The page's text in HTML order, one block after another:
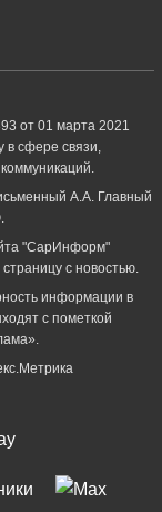
от 01 марта 2021
в сфере связи,
А.А. Главный
"СарИнформ"
с новостью.
информации в
с пометкой